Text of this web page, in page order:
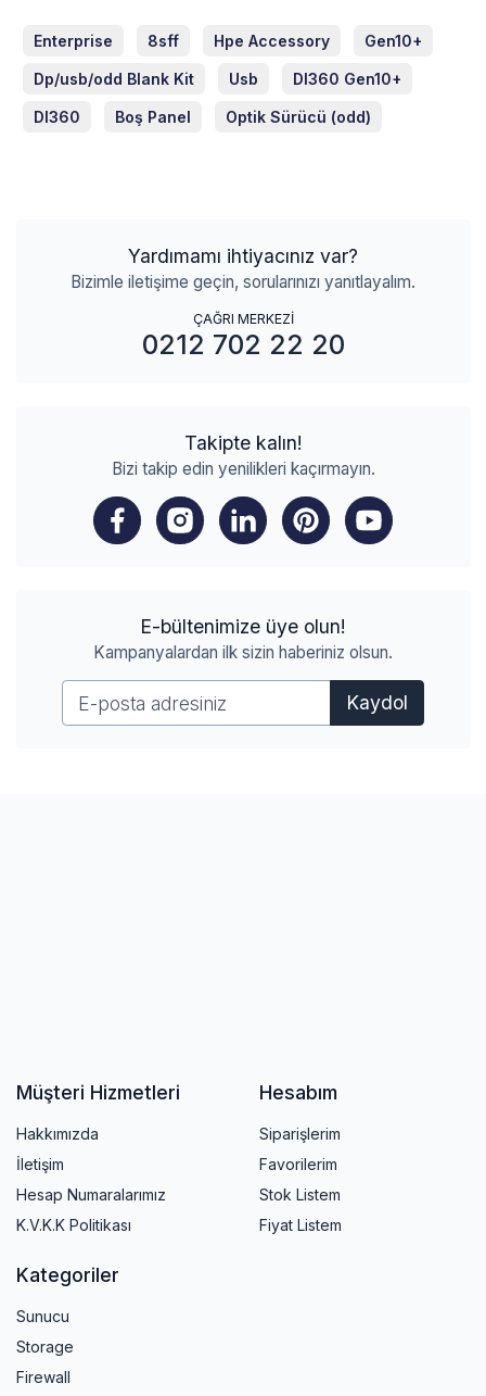
Enterprise 8sff Hpe Accessory Gen10+
Dp/usb/odd Blank Kit Usb Dl360 Gen10+
Dl360 Boş Panel Optik Sürücü (odd)
Yardımamı ihtiyacınız var?
Bizimle iletişime geçin, sorularınızı yanıtlayalım.
ÇAĞRI MERKEZİ
0212 702 22 20
Takipte kalın!
Bizi takip edin yenilikleri kaçırmayın.
E-bültenimize üye olun!
Kampanyalardan ilk sizin haberiniz olsun.
Kaydol
Müşteri Hizmetleri
Hakkımızda
İletişim
Hesap Numaralarımız
K.V.K.K Politikası
Hesabım
Siparişlerim
Favorilerim
Stok Listem
Fiyat Listem
Kategoriler
Sunucu
Storage
Firewall